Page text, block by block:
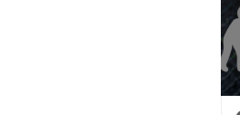
や刈り込
方法です
効果的で
率が悪い場
松本市、
岡谷市、
諸市、佐
長和町、